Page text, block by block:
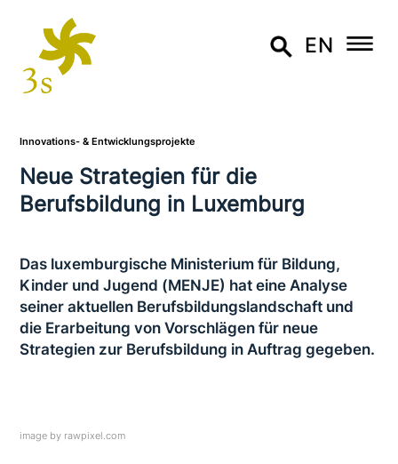
EN
Innovations- & Entwicklungsprojekte
Neue Strategien für die
Berufsbildung in Luxemburg
Das luxem­bur­gi­sche Ministerium für Bildung,
Kinder und Jugend (MENJE) hat eine Analyse
seiner aktuellen Berufsbildungslandschaft und
die Erarbeitung von Vorschlägen für neue
Strategien zur Berufsbildung in Auftrag gegeben.
image by rawpixel.com